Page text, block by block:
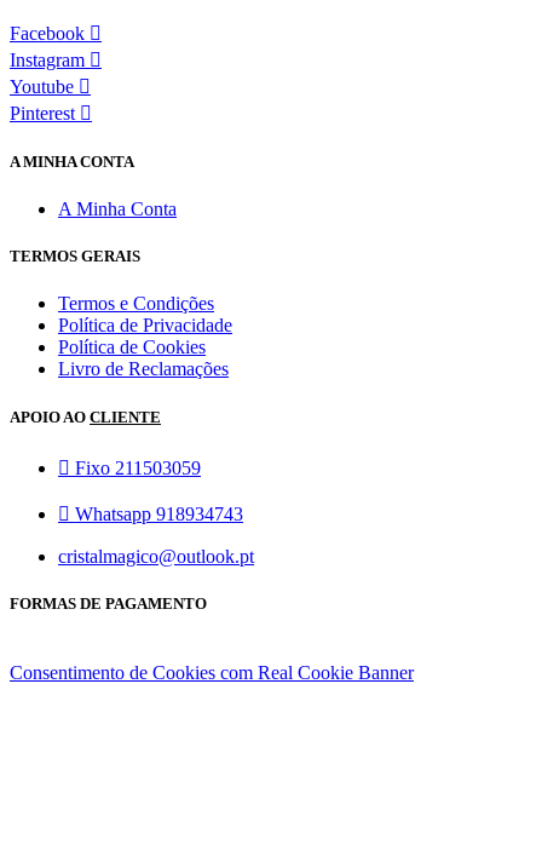
Facebook
Instagram
Youtube
Pinterest
A MINHA CONTA
A Minha Conta
TERMOS GERAIS
Termos e Condições
Política de Privacidade
Política de Cookies
Livro de Reclamações
APOIO AO CLIENTE
Fixo 211503059
Whatsapp 918934743
cristalmagico@outlook.pt
FORMAS DE PAGAMENTO
Consentimento de Cookies com Real Cookie Banner